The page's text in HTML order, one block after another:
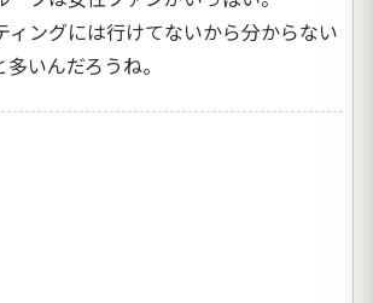
ィングには行けてないから分からない
いんだろうね。